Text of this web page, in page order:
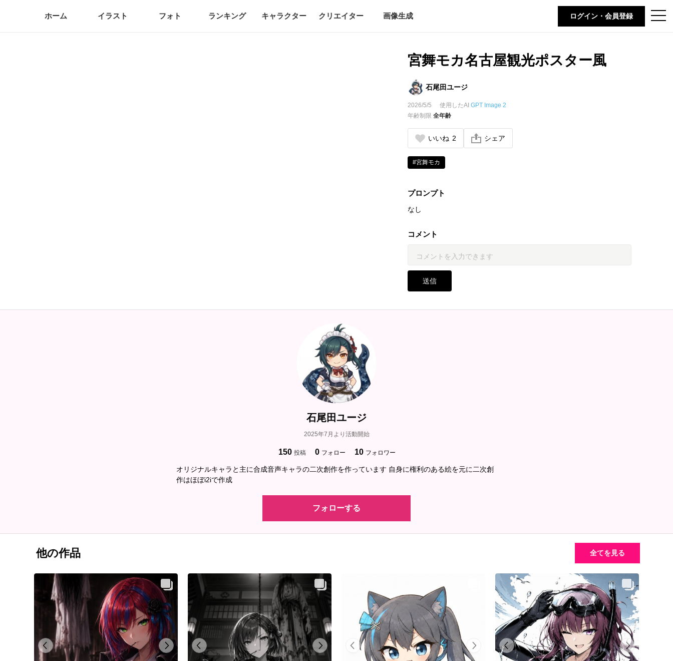
t
o
ホーム イラスト フォト ランキング キャラクター クリエイター 画像生成 ログイン・会員登録
宮舞モカ名古屋観光ポスター風
石尾田ユージ
2026/5/5 使用したAI GPT Image 2
年齢制限 全年齢
いいね 2 シェア
#宮舞モカ
プロンプト
なし
コメント
送信
石尾田ユージ
2025年7月より活動開始
150 投稿 0 フォロー 10 フォロワー
オリジナルキャラと主に合成音声キャラの二次創作を作っています 自身に権利のある絵を元に二次創
作はほぼi2iで作成
フォローする
他の作品 全てを見る